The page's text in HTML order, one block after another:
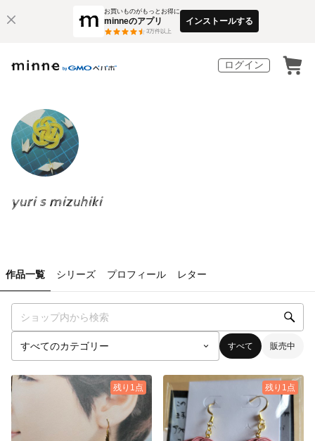
お買いものがもっとお得に
minneのアプリ
3万件以上
インストールする
ログイン
yuri s mizuhiki
作品一覧 シリーズ プロフィール レター
すべて 販売中
残り1点 残り1点